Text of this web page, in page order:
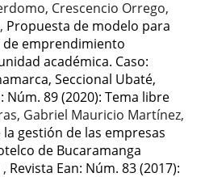
Crescencio Orrego,
Propuesta de modelo para
emprendimiento
académica. Caso:
Seccional Ubaté,
Núm. 89 (2020): Tema libre
Gabriel Mauricio Martínez,
la gestión de las empresas
de Bucaramanga
, Revista Ean: Núm. 83 (2017):